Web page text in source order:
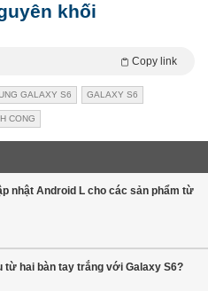
khối
Copy link
GALAXY S6 GALAXY S6
CONG
nhật Android L cho các sản phẩm từ
từ hai bàn tay trắng với Galaxy S6?